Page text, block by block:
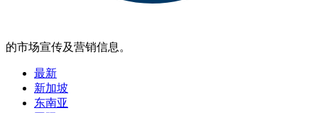
的市场宣传及营销信息。
最新
新加坡
东南亚